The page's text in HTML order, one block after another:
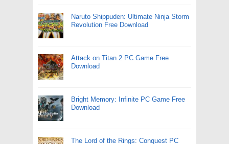
Naruto Shippuden: Ultimate Ninja Storm
Revolution Free Download
Attack on Titan 2 PC Game Free
Download
Bright Memory: Infinite PC Game Free
Download
The Lord of the Rings: Conquest PC